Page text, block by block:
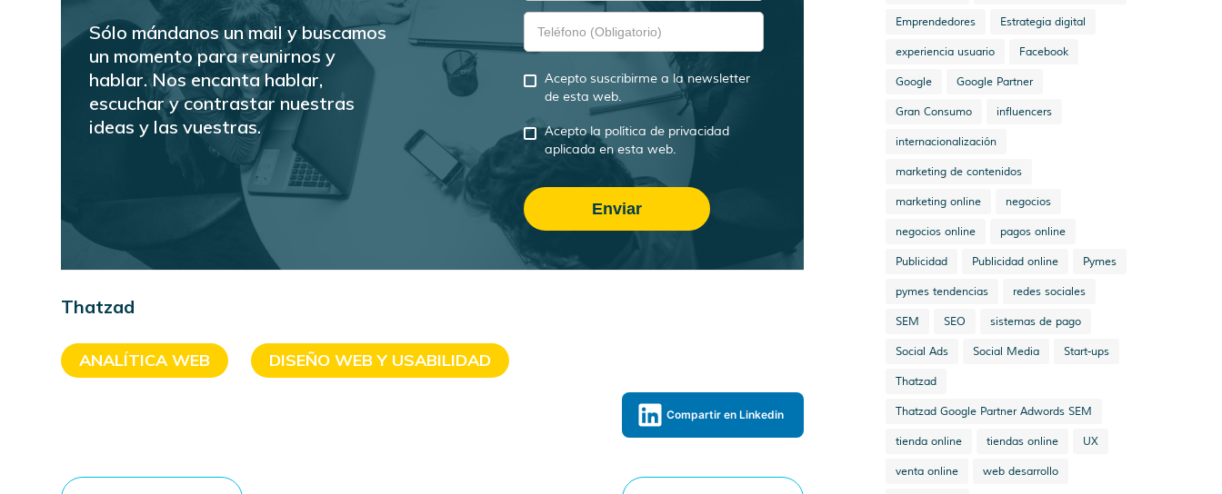
Sólo mándanos un mail y buscamos
un momento para reunirnos y
hablar. Nos encanta hablar,
escuchar y contrastar nuestras
ideas y las vuestras.
Acepto suscribirme a la newsletter
de esta web.
Acepto la política de privacidad
aplicada en esta web.
Thatzad
ANALÍTICA WEB DISEÑO WEB Y USABILIDAD
Compartir en Linkedin
Emprendedores Estrategia digital
experiencia usuario Facebook
Google Google Partner
Gran Consumo influencers
internacionalización
marketing de contenidos
marketing online negocios
negocios online pagos online
Publicidad Publicidad online Pymes
pymes tendencias redes sociales
SEM SEO sistemas de pago
Social Ads Social Media Start-ups
Thatzad
Thatzad Google Partner Adwords SEM
tienda online tiendas online UX
venta online web desarrollo